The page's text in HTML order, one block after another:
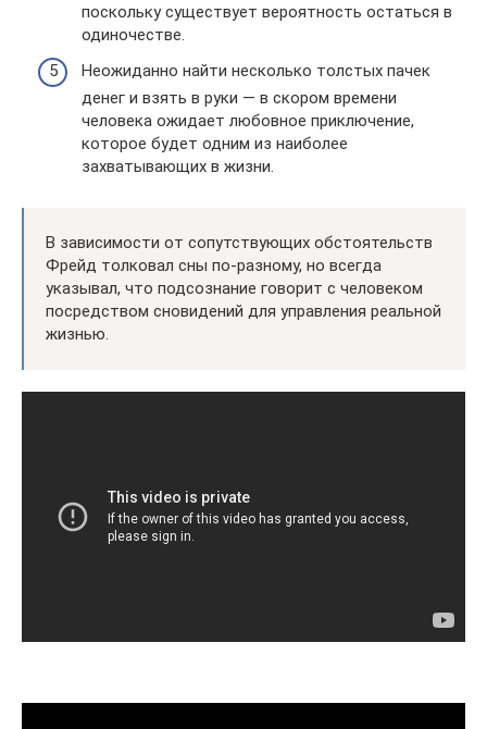
поскольку существует вероятность остаться в
одиночестве.
Неожиданно найти несколько толстых пачек
денег и взять в руки — в скором времени
человека ожидает любовное приключение,
которое будет одним из наиболее
захватывающих в жизни.
В зависимости от сопутствующих обстоятельств
Фрейд толковал сны по-разному, но всегда
указывал, что подсознание говорит с человеком
посредством сновидений для управления реальной
жизнью.